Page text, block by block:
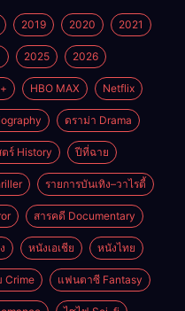
2019 2020 2021
2025 2026
HBO MAX Netflix
ดราม่า Drama
ร์ History ปีที่ฉาย
รายการบันเทิง–วาไรตี้
สารคดี Documentary
หนังเอเชีย หนังไทย
Crime แฟนตาซี Fantasy